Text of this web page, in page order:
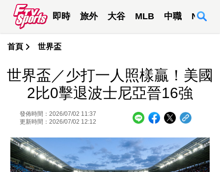
即時 旅外 大谷 MLB 中職 NBA
首頁 世界盃
世界盃／少打一人照樣贏！美國
2比0擊退波士尼亞晉16強
發佈時間：2026/07/02 11:37
更新時間：2026/07/02 12:12